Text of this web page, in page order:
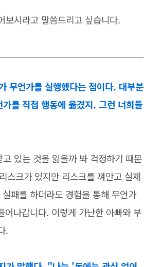
보시라고 말씀드리고 싶습니다.
무언가를 실행했다는 점이다. 대부분
를 직접 행동에 옮겼지. 그런 너희들
있는 것을 잃을까 봐 걱정하기 때문
스크가 있지만 리스크를 껴안고 실제
패를 하더라도 경험을 통해 무언가
나갑니다. 이렇게 가난한 아빠와 부
.